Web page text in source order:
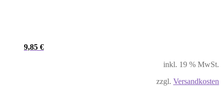
9,85 €
inkl. 19 % MwSt.
zzgl. Versandkosten